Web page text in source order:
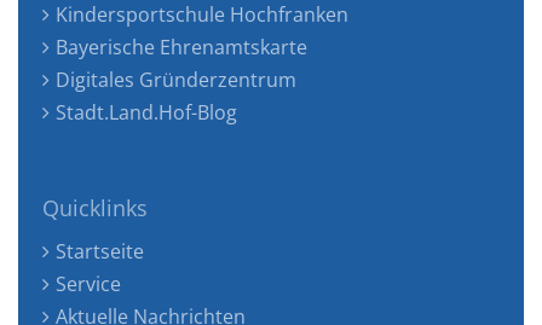
Kindersportschule Hochfranken
Bayerische Ehrenamtskarte
Digitales Gründerzentrum
Stadt.Land.Hof-Blog
Quicklinks
Startseite
Service
Aktuelle Nachrichten